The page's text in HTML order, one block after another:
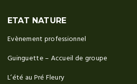
ETAT NATURE
Evènement professionnel
Guinguette – Accueil de groupe
L’été au Pré Fleury